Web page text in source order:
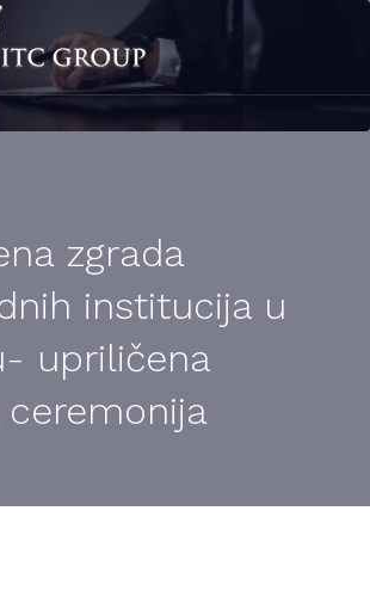
zgrada
institucija u
upriličena
ceremonija